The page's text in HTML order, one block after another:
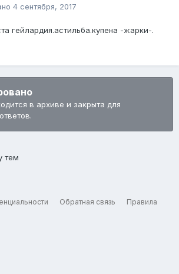
4 сентября, 2017
гейлардия.астильба.купена -жарки-.
в архиве и закрыта для
тем
Обратная связь Правила